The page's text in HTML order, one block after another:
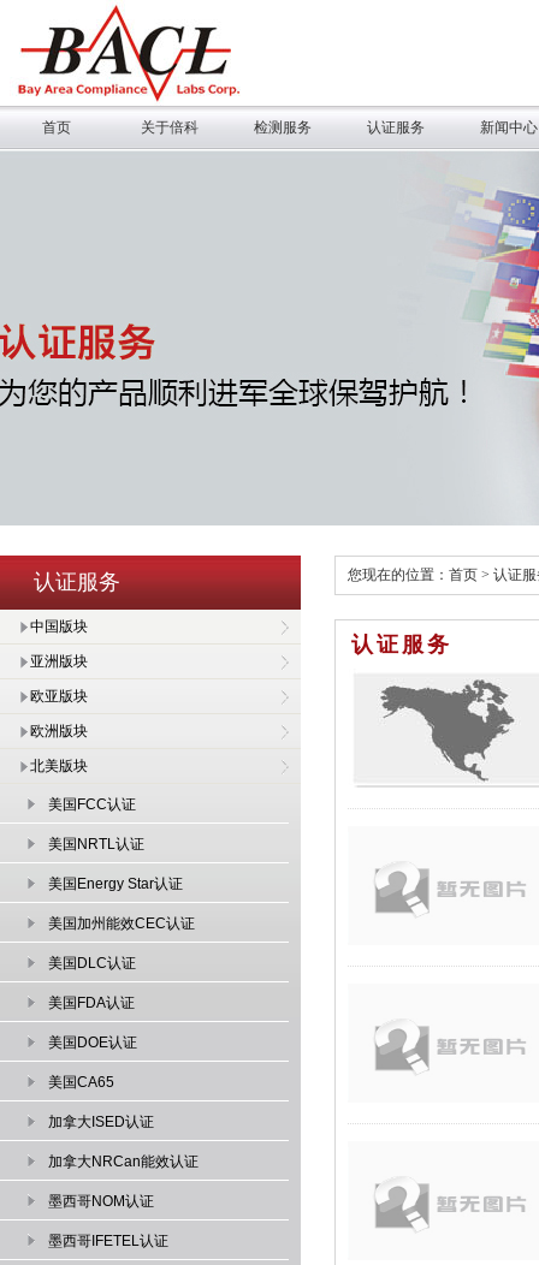
首页 关于倍科 检测服务 认证服务 新闻中心
认证服务
中国版块
亚洲版块
欧亚版块
欧洲版块
北美版块
美国FCC认证
美国NRTL认证
美国Energy Star认证
美国加州能效CEC认证
美国DLC认证
美国FDA认证
美国DOE认证
美国CA65
加拿大ISED认证
加拿大NRCan能效认证
墨西哥NOM认证
墨西哥IFETEL认证
您现在的位置： 首页 > 认证
认证服务